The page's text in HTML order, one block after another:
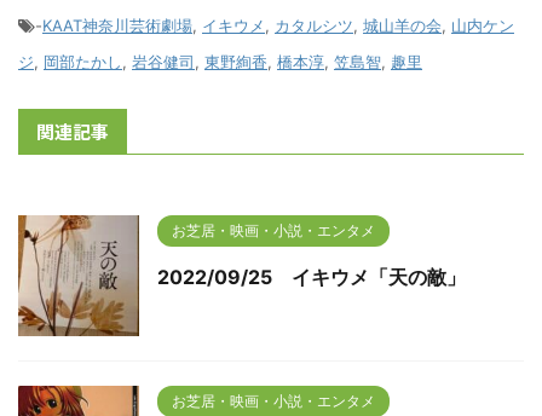
-KAAT神奈川芸術劇場, イキウメ, カタルシツ, 城山羊の会, 山内ケン
ジ, 岡部たかし, 岩谷健司, 東野絢香, 橋本淳, 笠島智, 趣里
関連記事
お芝居・映画・小説・エンタメ
2022/09/25 イキウメ「天の敵」
お芝居・映画・小説・エンタメ